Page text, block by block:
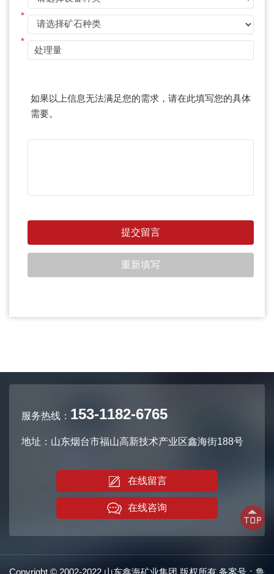
*
*
如果以上信息无法满足您的需求，请在此填写您的具体
需要。
服务热线： 153-1182-6765
地址：山东烟台市福山高新技术产业区鑫海街188号
在线留言
在线咨询
Copyright © 2002-2022 山东鑫海矿业集团 版权所有 备案号： 鲁